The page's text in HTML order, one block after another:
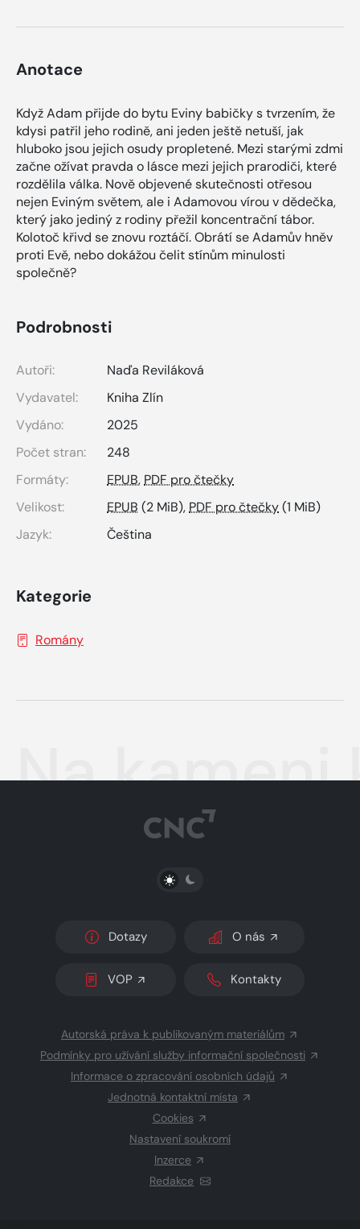
Anotace
Když Adam přijde do bytu Eviny babičky s tvrzením, že
kdysi patřil jeho rodině, ani jeden ještě netuší, jak
hluboko jsou jejich osudy propletené. Mezi starými zdmi
začne ožívat pravda o lásce mezi jejich prarodiči, které
rozdělila válka. Nově objevené skutečnosti otřesou
nejen Eviným světem, ale i Adamovou vírou v dědečka,
který jako jediný z rodiny přežil koncentrační tábor.
Kolotoč křivd se znovu roztáčí. Obrátí se Adamův hněv
proti Evě, nebo dokážou čelit stínům minulosti
společně?
Podrobnosti
Autoři:
Naďa Reviláková
Vydavatel:
Kniha Zlín
Vydáno:
2025
Počet stran:
248
Formáty:
EPUB, PDF pro čtečky
Velikost:
EPUB (2 MiB), PDF pro čtečky(1 MiB)
Jazyk:
Čeština
Kategorie
Romány
Na kameni
PŘEPNOUT SVĚTLÝ/TMAVÝ REŽIM
Dotazy O nás
VOP Kontakty
Autorská práva k publikovaným materiálům
Podmínky pro užívání služby informační společnosti
Informace o zpracování osobních údajů
Jednotná kontaktní místa
Cookies
Nastavení soukromí
Inzerce
Redakce